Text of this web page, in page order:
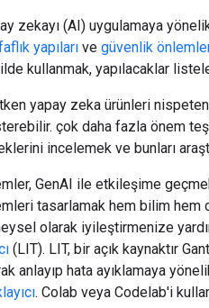
zekayı (AI) uygulamaya
yapıları ve güvenlik
kullanmak, yapılacaklar
yapay zeka ürünleri
çok daha fazla önem
incelemek ve bunları
GenAI ile etkileşime
tasarlamak hem bilim hem
olarak iyileştirmenize
(LIT). LIT, bir açık kaynaktır
anlayıp hata ayıklamaya
. Colab veya Codelab'i